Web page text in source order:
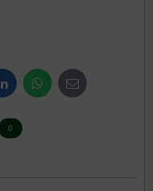
LinkedInWhatsApp
E-
mail
0